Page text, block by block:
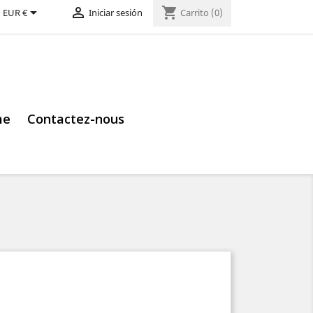
EUR €  Iniciar sesión shopping_cart Carrito (0)
Contactez-nous